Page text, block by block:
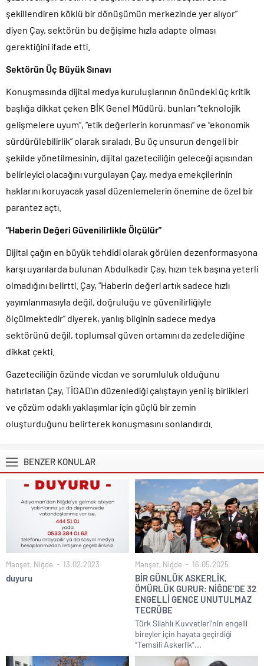
şekillendiren köklü bir dönüşümün merkezinde yer alıyor”
diyen Çay, sektörün bu değişime hızla adapte olması
gerektiğini ifade etti.
Sektörün Üç Büyük Sınavı
Konuşmasında dijital medya kuruluşlarının önündeki üç kritik
başlığa dikkat çeken BİK Genel Müdürü, bunları “teknolojik
gelişmelere uyum”, “etik değerlerin korunması” ve “ekonomik
sürdürülebilirlik” olarak sıraladı. Bu üç unsurun dengeli bir
şekilde yönetilmesinin, dijital gazeteciliğin geleceği açısından
belirleyici olacağını vurgulayan Çay, medya emekçilerinin
haklarını koruyacak yasal düzenlemelerin önemine de özel bir
parantez açtı.
“Haberin Değeri Güvenilirlikle Ölçülür”
Dijital çağın en büyük tehdidi olarak görülen dezenformasyona
karşı uyarılarda bulunan Abdulkadir Çay, hızın tek başına yeterli
olmadığını belirtti. Çay, “Haberin değeri artık sadece hızlı
yayımlanmasıyla değil, doğruluğu ve güvenilirliğiyle
ölçülmektedir” diyerek, yanlış bilginin sadece medya
sektörünü değil, toplumsal güven ortamını da zedelediğine
dikkat çekti.
Gazeteciliğin özünde vicdan ve sorumluluk olduğunu
hatırlatan Çay, TİGAD’ın düzenlediği çalıştayın yeni iş birlikleri
ve çözüm odaklı yaklaşımlar için güçlü bir zemin
oluşturduğunu belirterek konuşmasını sonlandırdı.
BENZER KONULAR
Manşet, Niğde 13.02.2023
duyuru
Manşet, Niğde 16.05.2025
BİR GÜNLÜK ASKERLİK,
ÖMÜRLÜK GURUR: NİĞDE’DE 32
ENGELLİ GENCE UNUTULMAZ
TECRÜBE
Türk Silahlı Kuvvetleri’nin engelli
bireyler için hayata geçirdiği
“Temsili Askerlik”...